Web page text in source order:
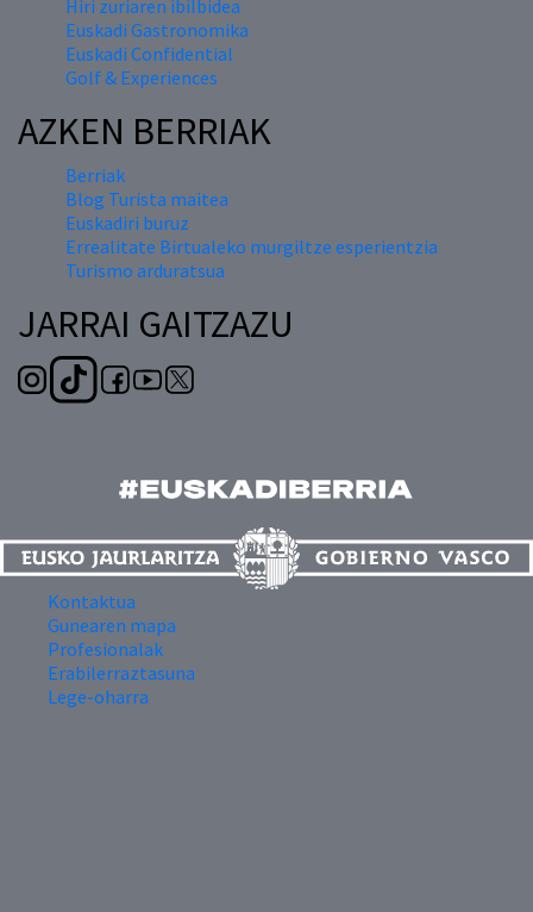
Hiri zuriaren ibilbidea
Euskadi Gastronomika
Euskadi Confidential
Golf & Experiences
AZKEN BERRIAK
Berriak
Blog Turista maitea
Euskadiri buruz
Errealitate Birtualeko murgiltze esperientzia
Turismo arduratsua
JARRAI GAITZAZU
Kontaktua
Gunearen mapa
Profesionalak
Erabilerraztasuna
Lege-oharra